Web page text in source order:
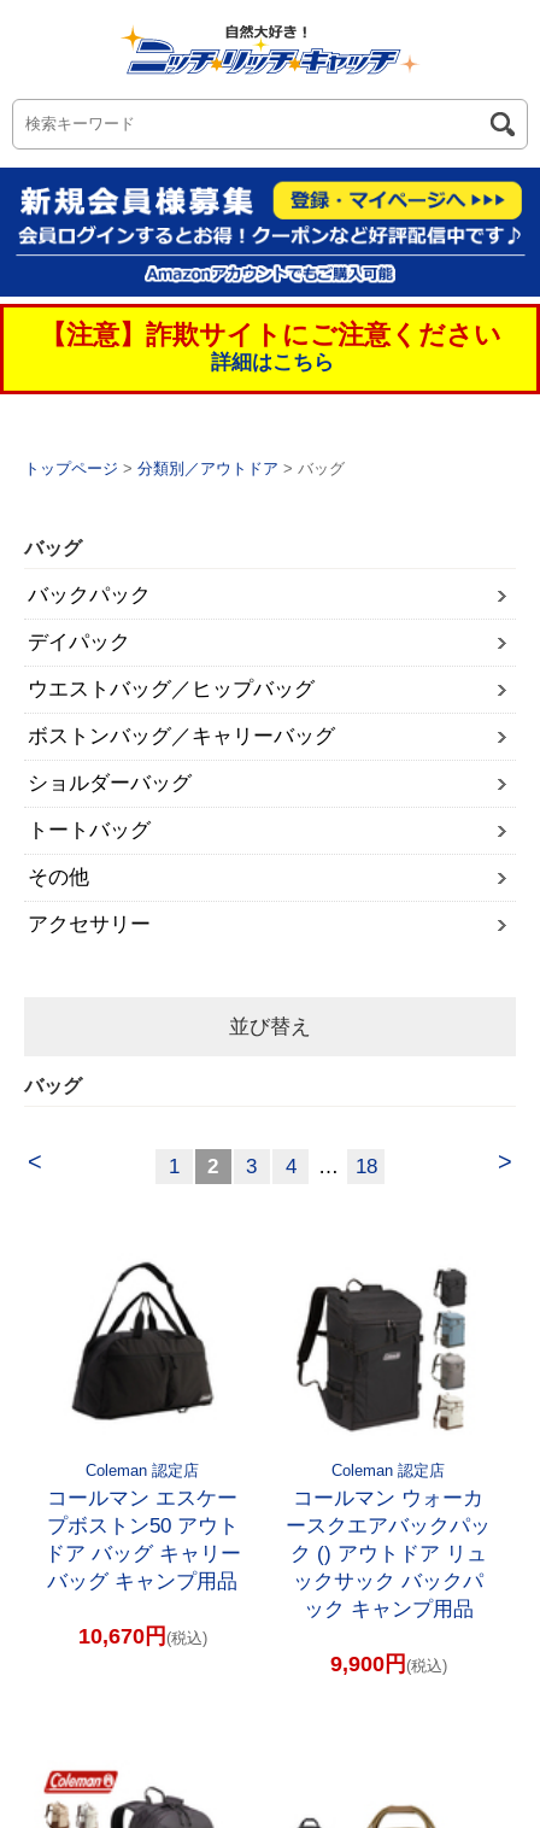
【注意】詐欺サイトにご注意ください
詳細はこちら
トップページ > 分類別／アウトドア > バッグ
バッグ
バックパック
デイパック
ウエストバッグ／ヒップバッグ
ボストンバッグ／キャリーバッグ
ショルダーバッグ
トートバッグ
その他
アクセサリー
並び替え
バッグ
< >
1 2 3 4 … 18
Coleman 認定店
コールマン エスケー
プボストン50 アウト
ドア バッグ キャリー
バッグ キャンプ用品
10,670円 (税込)
Coleman 認定店
コールマン ウォーカ
ースクエアバックパッ
ク () アウトドア リュ
ックサック バックパ
ック キャンプ用品
9,900円 (税込)